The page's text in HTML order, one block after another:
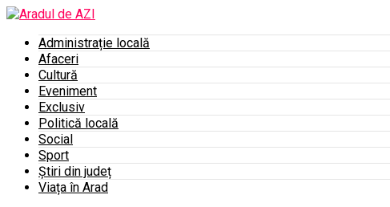
Administrație locală
Afaceri
Cultură
Eveniment
Exclusiv
Politică locală
Social
Sport
Știri din județ
Viața în Arad